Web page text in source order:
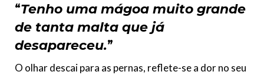
“Tenho uma mágoa muito grande
de tanta malta que já
desapareceu.”
O olhar descai para as pernas, reflete-se a dor no seu